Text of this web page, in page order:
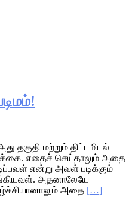
தகுதி மற்றும் திட்டமிடல்
எதைச் செய்தாலும் அதை
என்று அவள் படிக்கும்
அதனாலேயே
அதை […]